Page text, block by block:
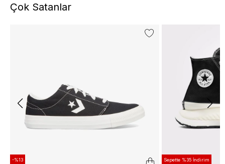
Çok Satanlar
-%13 Sepette %35 İndirim